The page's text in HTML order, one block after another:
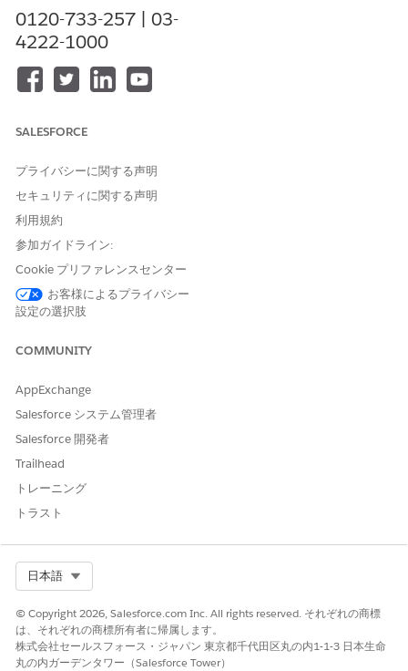
アプリケーションランチャーで、[
アプリケーションナビゲーションメニューから、[
Inspections (スケジュール済み検査
します。
[Get Einstein Insights]ペインで、AIで生成された応答の使用
に関する免責事項を確認します。
サイトでの以前の規制コード違反に関する AI 生成の概要を表
必要に応じて、概要をコピーまたは編集します。
[Inspection Overview (インスペクションの概要)] フィールド
概要を再度生成するには、[
この記事で問題は解決されましたか?
0120-733-257 | 03-
4222-1000
SALESFORCE
プライバシーに関する声明
セキュリティに関する声明
利用規約
参加ガイドライン:
Cookie プリファレンスセンター
お客様によるプライバシー
設定の選択肢
COMMUNITY
AppExchange
Salesforce システム管理者
Salesforce 開発者
Trailhead
トレーニング
トラスト
日本語
© Copyright 2026, Salesforce.com Inc. All rights reserved. それぞれの商標
は、それぞれの商標所有者に帰属します。
株式会社セールスフォース・ジャパン 東京都千代田区丸の内1-1-3 日本生命
丸の内ガーデンタワー（Salesforce Tower）